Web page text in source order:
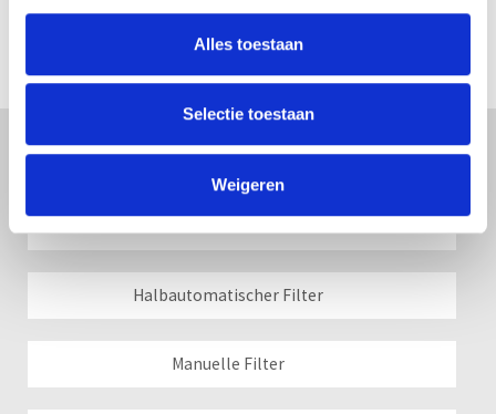
Alles toestaan
Selectie toestaan
Weigeren
Filter
Halbautomatischer Filter
Manuelle Filter